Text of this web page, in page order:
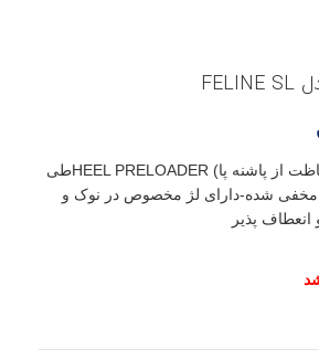
طیHEEL PRELOADER (حفاظت از پاشنه پا)-زیره POMOCA-
مخفی شده-دارای لژ مخصوص در نوک و
پذیر